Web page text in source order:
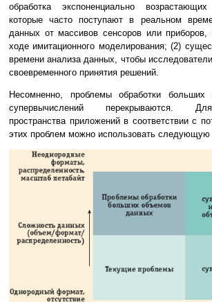
обработка экспоненциально
которые часто поступают в реальном
данных от массивов сенсоров или приборов,
ходе имитационного моделирования; (2)
времени анализа данных, чтобы
своевременного принятия решений.
Несомненно, проблемы обработки
супервычислений перекрываются.
пространства приложений в соответствии с
этих проблем можно использовать следующую